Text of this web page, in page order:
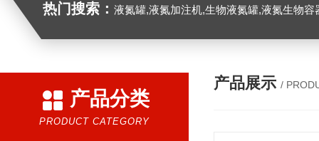
热门搜索： 液氮罐,液氮加注机,生物液氮罐,液氮生物容器,
产品分类
PRODUCT CATEGORY
产品展示 /